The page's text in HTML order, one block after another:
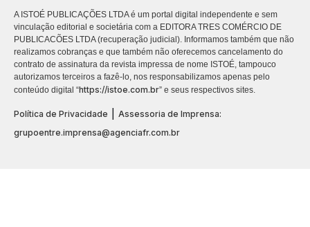
A ISTOÉ PUBLICAÇÕES LTDA é um portal digital independente e sem
vinculação editorial e societária com a EDITORA TRES COMÉRCIO DE
PUBLICACÕES LTDA (recuperação judicial). Informamos também que não
realizamos cobranças e que também não oferecemos cancelamento do
contrato de assinatura da revista impressa de nome ISTOÉ, tampouco
autorizamos terceiros a fazê-lo, nos responsabilizamos apenas pelo
conteúdo digital “https://istoe.com.br” e seus respectivos sites.
Política de Privacidade
Assessoria de Imprensa:
grupoentre.imprensa@agenciafr.com.br